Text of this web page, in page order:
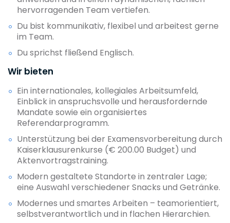
hervorragenden Team vertiefen.
Du bist kommunikativ, flexibel und arbeitest gerne
im Team.
Du sprichst fließend Englisch.
Wir bieten
Ein internationales, kollegiales Arbeitsumfeld,
Einblick in anspruchsvolle und herausfordernde
Mandate sowie ein organisiertes
Referendarprogramm.
Unterstützung bei der Examensvorbereitung durch
Kaiserklausurenkurse (€ 200.00 Budget) und
Aktenvortragstraining.
Modern gestaltete Standorte in zentraler Lage;
eine Auswahl verschiedener Snacks und Getränke.
Modernes und smartes Arbeiten – teamorientiert,
selbstverantwortlich und in flachen Hierarchien.